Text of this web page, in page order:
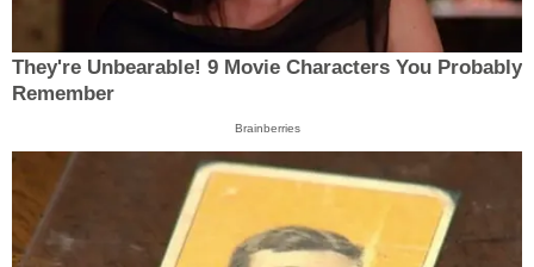
They're Unbearable! 9 Movie Characters You Probably
Remember
Brainberries